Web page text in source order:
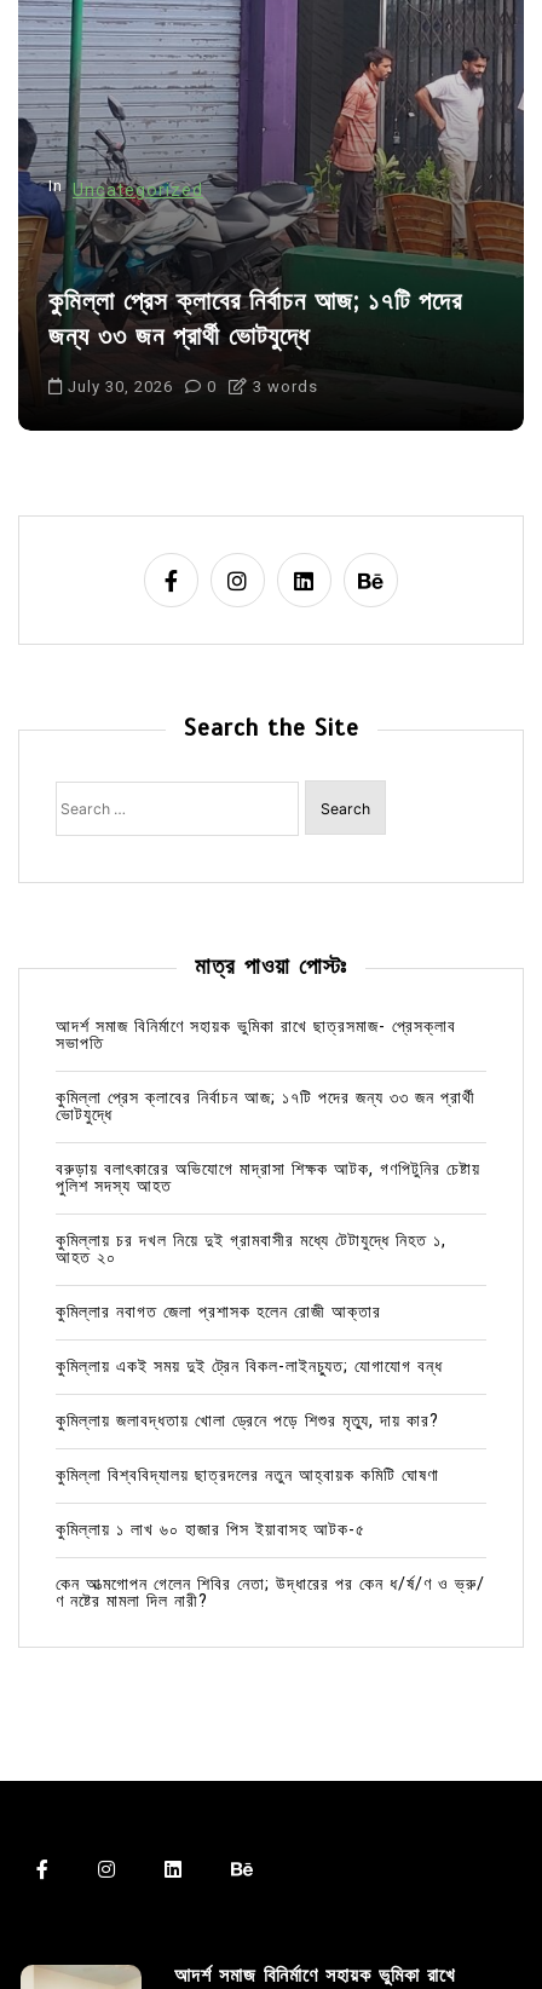
a
t
i
o
n
In Uncategorized
কুমিল্লা প্রেস ক্লাবের নির্বাচন আজ; ১৭টি পদের
জন্য ৩৩ জন প্রার্থী ভোটযুদ্ধে
July 30, 2026 0 3 words
Search the Site
Search
for:
মাত্র পাওয়া পোস্টঃ
আদর্শ সমাজ বিনির্মাণে সহায়ক ভুমিকা রাখে ছাত্রসমাজ- প্রেসক্লাব
সভাপতি
কুমিল্লা প্রেস ক্লাবের নির্বাচন আজ; ১৭টি পদের জন্য ৩৩ জন প্রার্থী
ভোটযুদ্ধে
বরুড়ায় বলাৎকারের অভিযোগে মাদ্রাসা শিক্ষক আটক, গণপিটুনির চেষ্টায়
পুলিশ সদস্য আহত
কুমিল্লায় চর দখল নিয়ে দুই গ্রামবাসীর মধ্যে টেটাযুদ্ধে নিহত ১,
আহত ২০
কুমিল্লার নবাগত জেলা প্রশাসক হলেন রোজী আক্তার
কুমিল্লায় একই সময় দুই ট্রেন বিকল-লাইনচ্যুত; যোগাযোগ বন্ধ
কুমিল্লায় জলাবদ্ধতায় খোলা ড্রেনে পড়ে শিশুর মৃত্যু, দায় কার?
কুমিল্লা বিশ্ববিদ্যালয় ছাত্রদলের নতুন আহ্বায়ক কমিটি ঘোষণা
কুমিল্লায় ১ লাখ ৬০ হাজার পিস ইয়াবাসহ আটক-৫
কেন আত্মগোপন গেলেন শিবির নেতা; উদ্ধারের পর কেন ধ/র্ষ/ণ ও ভ্রু/
ণ নষ্টের মামলা দিল নারী?
আদর্শ সমাজ বিনির্মাণে সহায়ক ভুমিকা রাখে